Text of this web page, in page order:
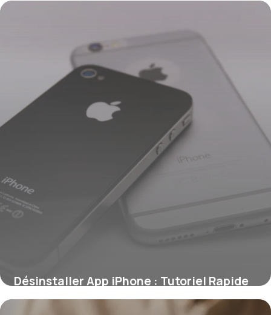
Désinstaller App iPhone : Tutoriel Rapide
25 juin 2026